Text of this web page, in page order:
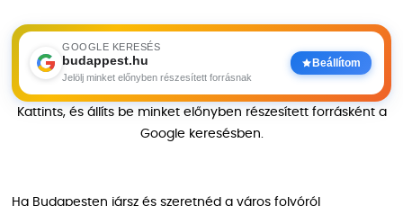
GOOGLE KERESÉS
budappest.hu
Jelölj minket előnyben részesített forrásnak
Beállítom
Kattints, és állíts be minket előnyben részesített forrásként a
Google keresésben.
Ha Budapesten jársz és szeretnéd a város folyóról